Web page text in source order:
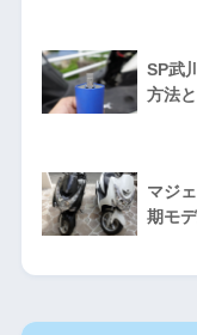
SP武
方法
マジ
期モ